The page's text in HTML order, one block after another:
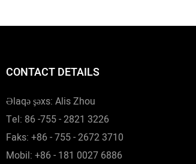
CONTACT DETAILS
Əlaqə şəxs: Alis Zhou
Tel: 86 -755 - 2821 3226
Faks: +86 - 755 - 2672 3710
Mobil: +86 - 181 0027 6886